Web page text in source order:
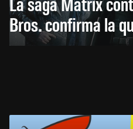
Bros. confirma la